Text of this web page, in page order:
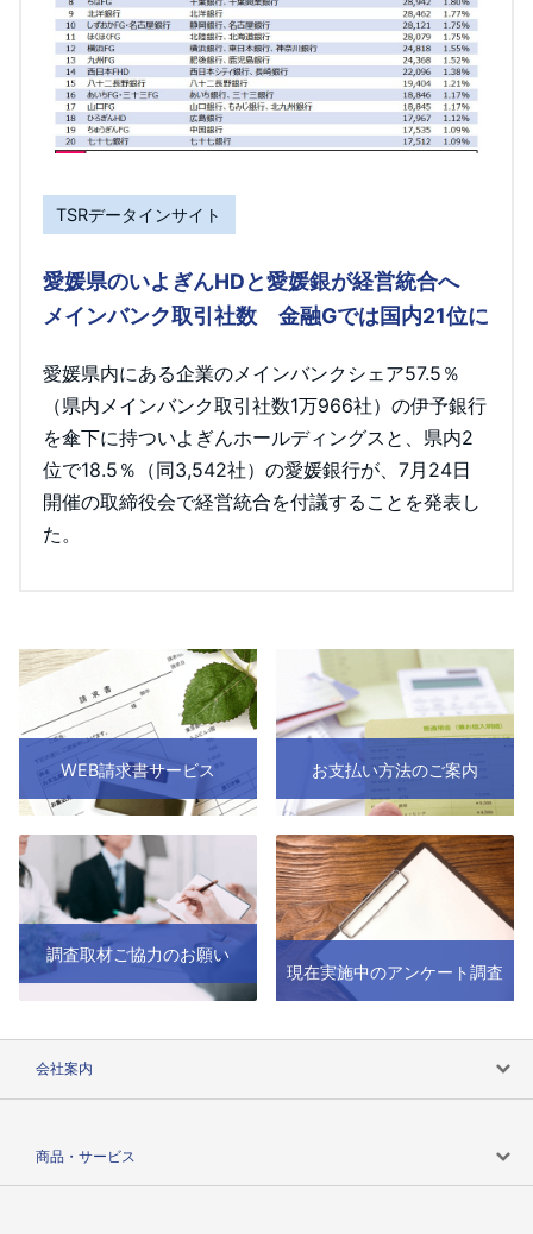
TSRデータインサイト
愛媛県のいよぎんHDと愛媛銀が経営統合へ
メインバンク取引社数 金融Gでは国内21位に
愛媛県内にある企業のメインバンクシェア57.5％
（県内メインバンク取引社数1万966社）の伊予銀行
を傘下に持ついよぎんホールディングスと、県内2
位で18.5％（同3,542社）の愛媛銀行が、7月24日
開催の取締役会で経営統合を付議することを発表し
た。
WEB請求書サービス お支払い方法のご案内
調査取材ご協力のお願い
現在実施中のアンケート調査
会社案内
商品・サービス